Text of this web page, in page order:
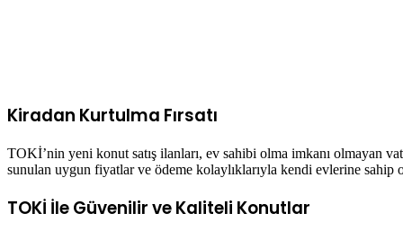
Kiradan Kurtulma Fırsatı
TOKİ’nin yeni konut satış ilanları, ev sahibi olma imkanı olmayan
sunulan uygun fiyatlar ve ödeme kolaylıklarıyla kendi evlerine sahip
TOKİ İle Güvenilir ve Kaliteli Konutlar